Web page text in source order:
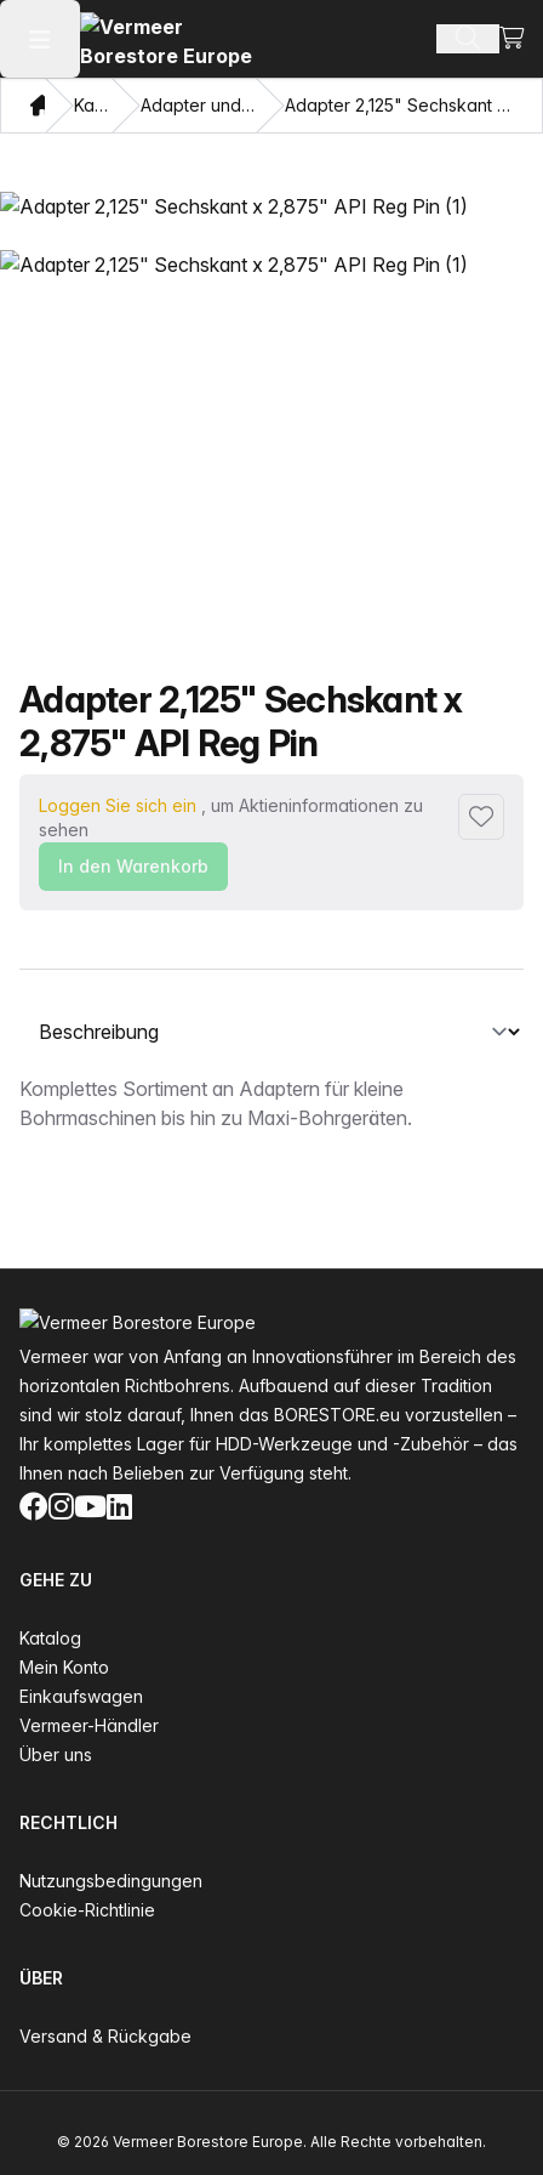
Hauptmenü öffnen
HeimKatalog Adapter und Ziehaugen Adapter 2,125" Sechskant x 2,875" API Reg Pin
Produktname
Adapter 2,125" Sechskant x
2,875" API Reg Pin
Loggen Sie sich ein , um Aktieninformationen zu
sehen
Zu
In den Warenkorb
Wählen Sie eine Registerkarte aus
Beschreibung
Komplettes Sortiment an Adaptern für kleine
Bohrmaschinen bis hin zu Maxi-Bohrgeräten.
Vermeer war von Anfang an Innovationsführer im Bereich des
horizontalen Richtbohrens. Aufbauend auf dieser Tradition
sind wir stolz darauf, Ihnen das BORESTORE.eu vorzustellen –
Ihr komplettes Lager für HDD-Werkzeuge und -Zubehör – das
Ihnen nach Belieben zur Verfügung steht.
Facebook
Instagram
YouTube
LinkedIn
GEHE ZU
Katalog
Mein Konto
Einkaufswagen
Vermeer-Händler
Über uns
RECHTLICH
Nutzungsbedingungen
Cookie-Richtlinie
ÜBER
Versand & Rückgabe
© 2026 Vermeer Borestore Europe. Alle Rechte vorbehalten.